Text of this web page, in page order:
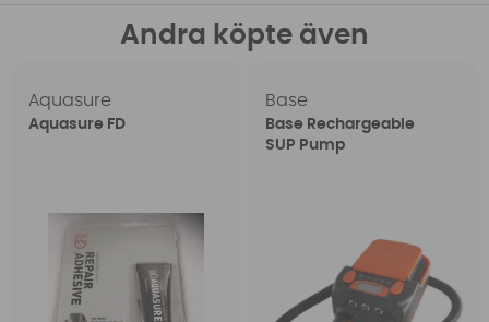
Andra köpte även
Aquasure
Aquasure FD
Base
Base Rechargeable
SUP Pump